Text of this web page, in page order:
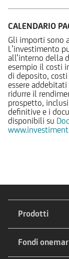
CALENDARIO
Gli importi sono
L’investimento
all’interno della
esempio il costi
di deposito,
essere
ridurre il
prospetto,
definitive e i
disponibili su
Prodotti
Fondi